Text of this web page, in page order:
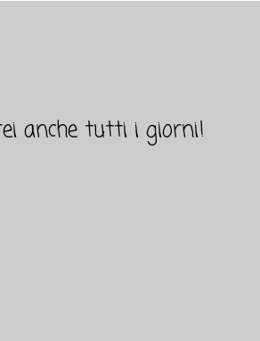
anche tutti i giorni!